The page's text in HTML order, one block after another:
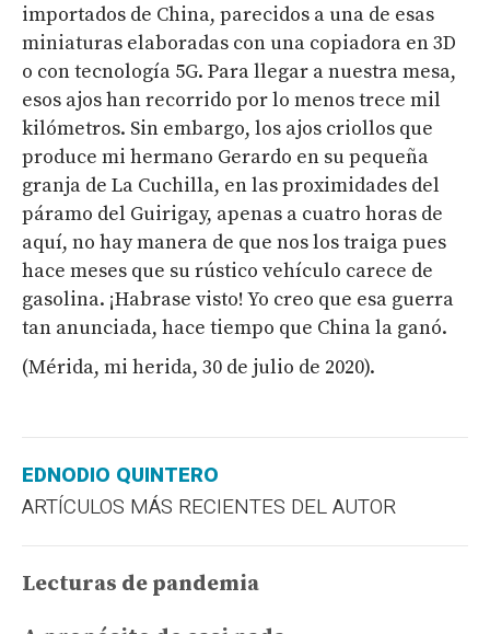
importados de China, parecidos a una de esas
miniaturas elaboradas con una copiadora en 3D
o con tecnología 5G. Para llegar a nuestra mesa,
esos ajos han recorrido por lo menos trece mil
kilómetros. Sin embargo, los ajos criollos que
produce mi hermano Gerardo en su pequeña
granja de La Cuchilla, en las proximidades del
páramo del Guirigay, apenas a cuatro horas de
aquí, no hay manera de que nos los traiga pues
hace meses que su rústico vehículo carece de
gasolina. ¡Habrase visto! Yo creo que esa guerra
tan anunciada, hace tiempo que China la ganó.
(Mérida, mi herida, 30 de julio de 2020).
EDNODIO QUINTERO
ARTÍCULOS MÁS RECIENTES DEL AUTOR
Lecturas de pandemia